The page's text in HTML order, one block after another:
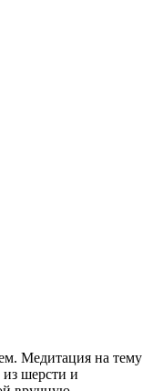
Медитация на тему
из шерсти и